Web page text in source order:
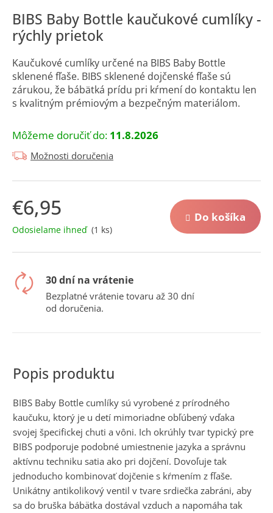
BIBS Baby Bottle kaučukové cumlíky -
rýchly prietok
Kaučukové cumlíky určené na BIBS Baby Bottle
sklenené fľaše. BIBS sklenené dojčenské fľaše sú
zárukou, že bábätká prídu pri kŕmení do kontaktu len
s kvalitným prémiovým a bezpečným materiálom.
Môžeme doručiť do: 11.8.2026
Možnosti doručenia
Odosielame ihneď (1 ks)
€6,95
cena:
Do košíka
30 dní na vrátenie
Bezplatné vrátenie tovaru až 30 dní
od doručenia.
BIBS Baby Bottle cumlíky sú vyrobené z prírodného
kaučuku, ktorý je u detí mimoriadne obľúbený vďaka
svojej špecifickej chuti a vôni. Ich okrúhly tvar typický pre
BIBS podporuje podobné umiestnenie jazyka a správnu
aktívnu techniku satia ako pri dojčení. Dovoľuje tak
jednoducho kombinovať dojčenie s kŕmením z fľaše.
Unikátny antikolikový ventil v tvare srdiečka zabráni, aby
sa do bruška bábätka dostával vzduch a napomáha tak
á
j
s
ť
?
Hľadať
d
o
r
č
a